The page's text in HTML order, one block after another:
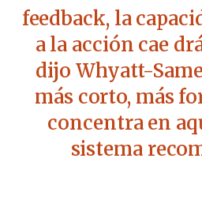
feedback, la
a la acción cae
dijo Whyatt-
más corto, más
concentra en
sistema